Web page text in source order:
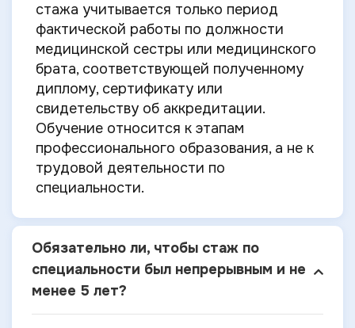
стажа учитывается только период
фактической работы по должности
медицинской сестры или медицинского
брата, соответствующей полученному
диплому, сертификату или
свидетельству об аккредитации.
Обучение относится к этапам
профессионального образования, а не к
трудовой деятельности по
специальности.
Обязательно ли, чтобы стаж по
специальности был непрерывным и не
менее 5 лет?